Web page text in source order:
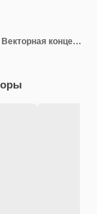
Мусульманский праздник Берат Кандили Векторная концепция исламской святой ночи Перевод исламской святой ночи Карта с линейным золотым силуэтом мечети Вектор на темно-синем фоне